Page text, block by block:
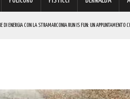
DI ENERGIA CON LA STRAMARCONIA RUN IS FUN: UN APPUNTAMENTO
MORRA CON DUE SPETTACOLI TEATRALI! ECCO LE DATE
PER MIGLIORARE IL DECORO URBANO E LA SICUREZZA. QUESTI